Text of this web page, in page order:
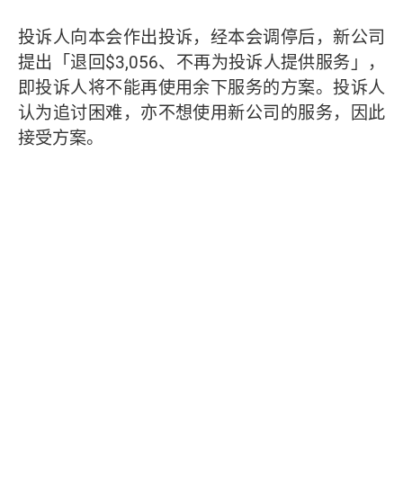
投诉人向本会作出投诉，经本会调停后，新公司
提出「退回$3,056、不再为投诉人提供服务」，
即投诉人将不能再使用余下服务的方案。投诉人
认为追讨困难，亦不想使用新公司的服务，因此
接受方案。